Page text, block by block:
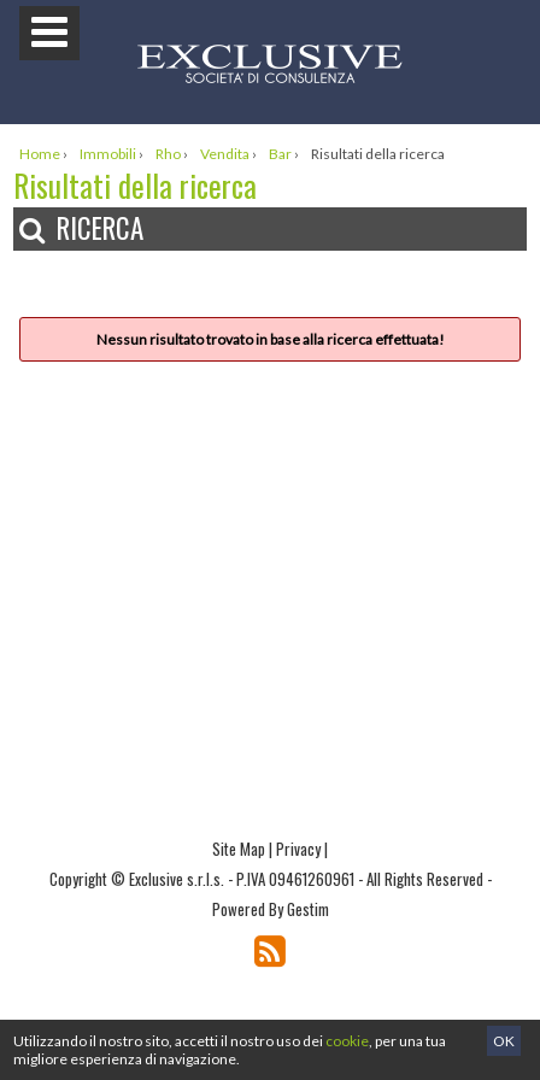
Utilizzando il nostro sito, accetti il nostro uso dei cookie, per una tua
migliore esperienza di navigazione.
OK
Home › Immobili › Rho › Vendita › Bar › Risultati della ricerca
Risultati della ricerca
RICERCA
Nessun risultato trovato in base alla ricerca effettuata!
Site Map | Privacy|
Copyright © Exclusive s.r.l.s. - P.IVA 09461260961 - All Rights Reserved -
Powered By Gestim